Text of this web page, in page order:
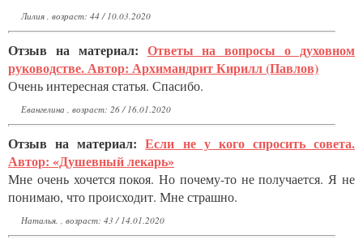
Лилия , возраст: 44 / 10.03.2020
Отзыв на материал: Ответы на вопросы о духовном
руководстве. Автор: Архимандрит Кирилл (Павлов)
Очень интересная статья. Спасибо.
Евангелина , возраст: 26 / 16.01.2020
Отзыв на материал:Если не у кого спросить совета.
Автор: «Душевный лекарь»
Мне очень хочется покоя. Но почему-то не получается. Я не
понимаю, что происходит. Мне страшно.
Наталья. , возраст: 43 / 14.01.2020